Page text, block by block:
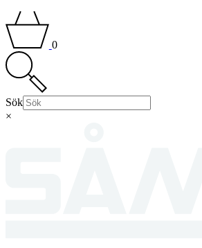
0
Sök
×